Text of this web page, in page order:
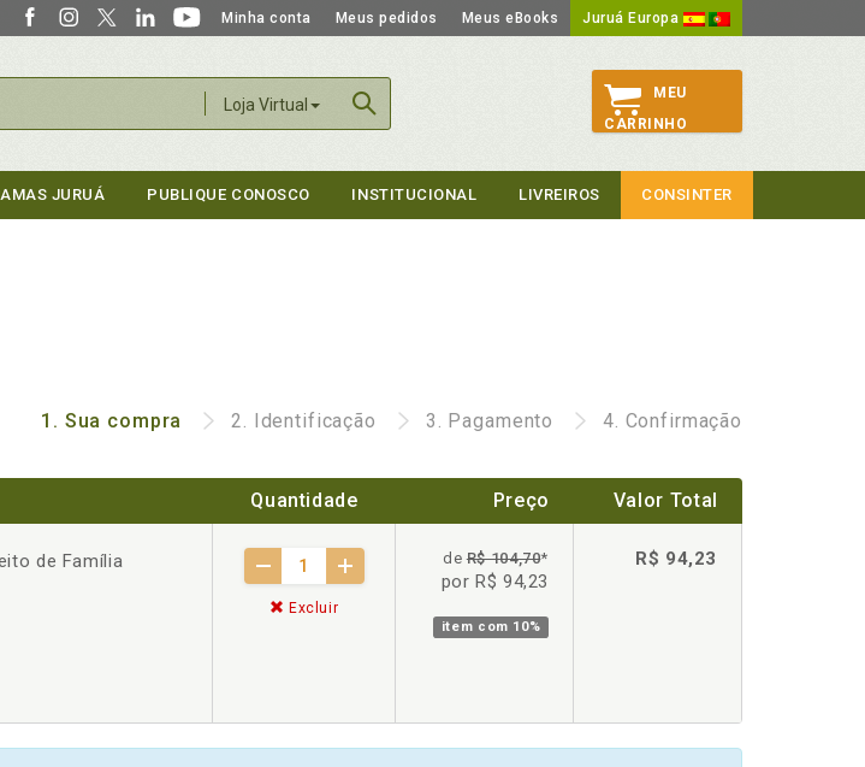
Minha conta Meus pedidos Meus eBooks Juruá Europa
Loja Virtual
MEU
CARRINHO
JURUÁ PUBLIQUE CONOSCO INSTITUCIONAL LIVREIROS CONSINTER
1. Sua compra 2. Identificação 3. Pagamento 4. Confirmação
Quantidade Preço Valor Total
de Família
Excluir
deR$ 104,70*
por R$ 94,23
item com 10%
R$ 94,23